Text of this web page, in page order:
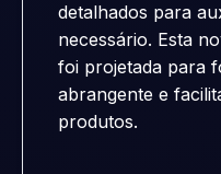
detalhados para
necessário. Esta
foi projetada para
abrangente e
produtos.